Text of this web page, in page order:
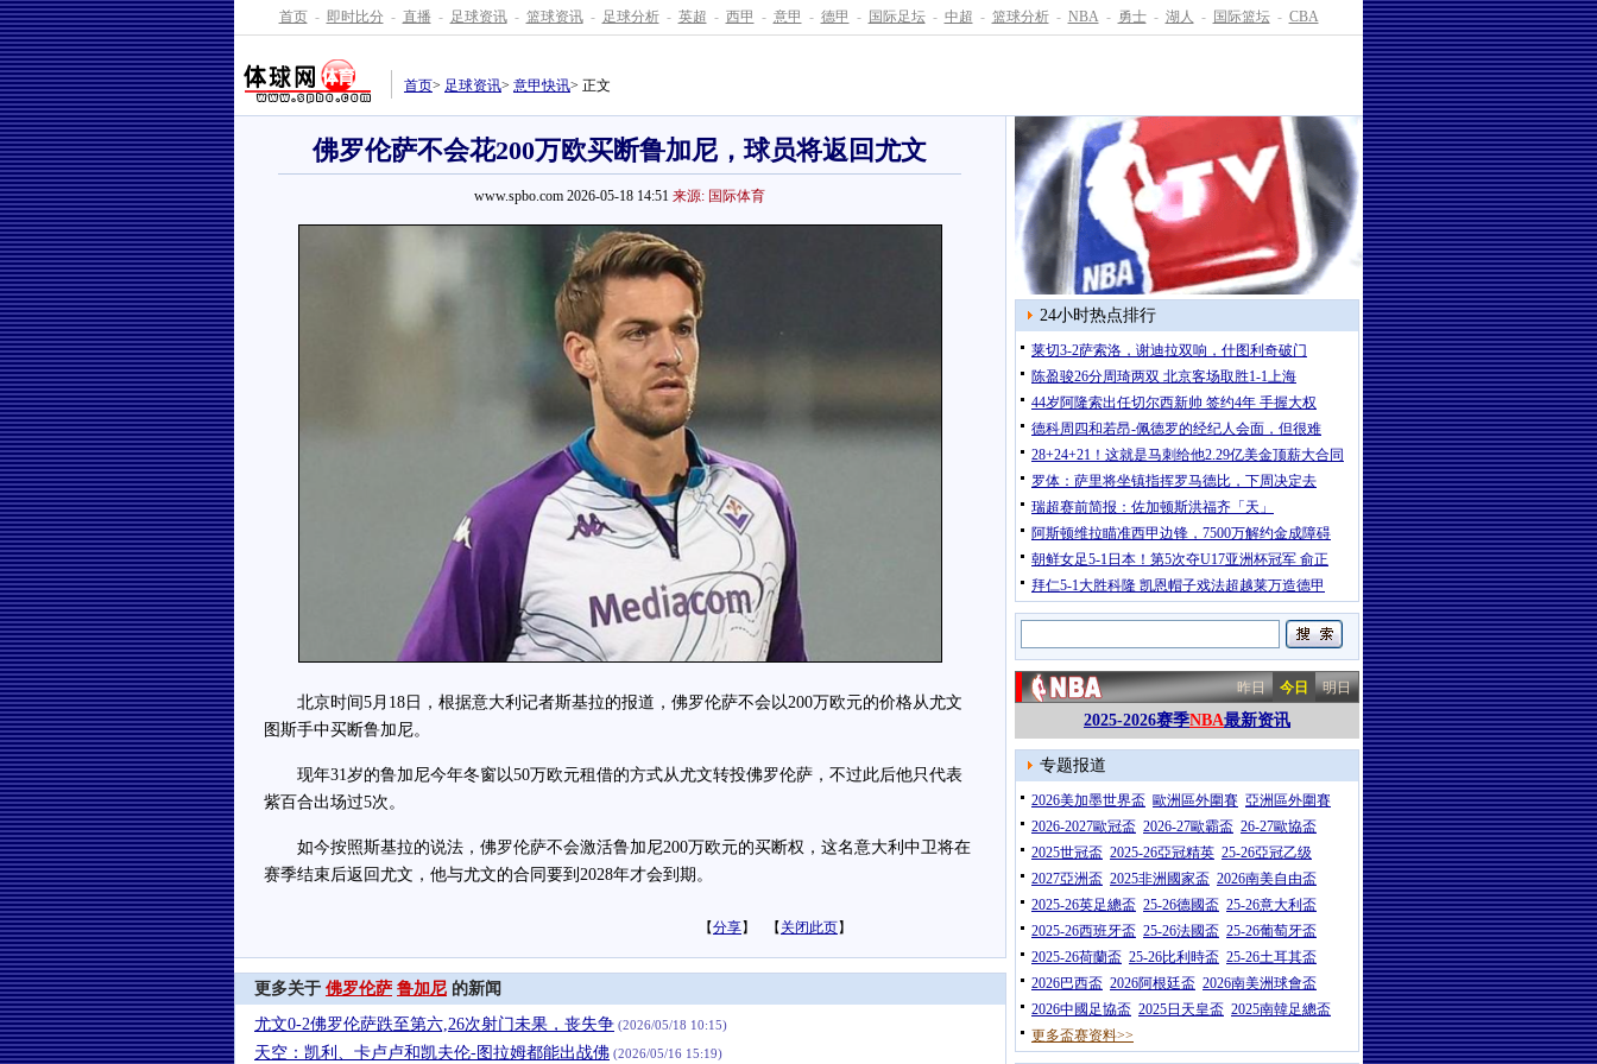
首页 - 即时比分 - 直播 - 足球资讯 - 篮球资讯 - 足球分析 - 英超 - 西甲 - 意甲 - 德甲 - 国际足坛 - 中超 - 篮球分析 - NBA - 勇士 - 湖人 - 国际篮坛 - CBA
首页> 足球资讯> 意甲快讯> 正文
佛罗伦萨不会花200万欧买断鲁加尼，球员将返回尤文
www.spbo.com 2026-05-18 14:51 来源: 国际体育
北京时间5月18日，根据意大利记者斯基拉的报道，佛罗伦萨不会以200万欧元的价格从尤文
图斯手中买断鲁加尼。
现年31岁的鲁加尼今年冬窗以50万欧元租借的方式从尤文转投佛罗伦萨，不过此后他只代表
紫百合出场过5次。
如今按照斯基拉的说法，佛罗伦萨不会激活鲁加尼200万欧元的买断权，这名意大利中卫将在
赛季结束后返回尤文，他与尤文的合同要到2028年才会到期。
【分享】 【 关闭此页】
更多关于 佛罗伦萨 鲁加尼 的新闻
尤文0-2佛罗伦萨跌至第六,26次射门未果，丧失争 (2026/05/18 10:15)
天空：凯利、卡卢卢和凯夫伦-图拉姆都能出战佛 (2026/05/16 15:19)
24小时热点排行
莱切3-2萨索洛，谢迪拉双响，什图利奇破门
陈盈骏26分周琦两双 北京客场取胜1-1上海
44岁阿隆索出任切尔西新帅 签约4年 手握大权
德科周四和若昂-佩德罗的经纪人会面，但很难
28+24+21！这就是马刺给他2.29亿美金顶薪大合同
罗体：萨里将坐镇指挥罗马德比，下周决定去
瑞超赛前简报：佐加顿斯洪福齐「天」
阿斯顿维拉瞄准西甲边锋，7500万解约金成障碍
朝鲜女足5-1日本！第5次夺U17亚洲杯冠军 俞正
拜仁5-1大胜科隆 凯恩帽子戏法超越莱万造德甲
昨日 今日 明日
2025-2026赛季NBA最新资讯
专题报道
2026美加墨世界盃 歐洲區外圍賽 亞洲區外圍賽
2026-2027歐冠盃 2026-27歐霸盃 26-27歐協盃
2025世冠盃 2025-26亞冠精英 25-26亞冠乙级
2027亞洲盃 2025非洲國家盃 2026南美自由盃
2025-26英足總盃 25-26德國盃 25-26意大利盃
2025-26西班牙盃 25-26法國盃 25-26葡萄牙盃
2025-26荷蘭盃 25-26比利時盃 25-26土耳其盃
2026巴西盃 2026阿根廷盃 2026南美洲球會盃
2026中國足協盃 2025日天皇盃 2025南韓足總盃
更多盃赛资料>>